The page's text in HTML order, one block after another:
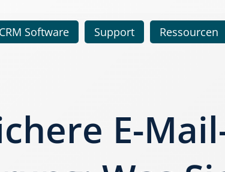
CRM Software Support Ressourcen
E-